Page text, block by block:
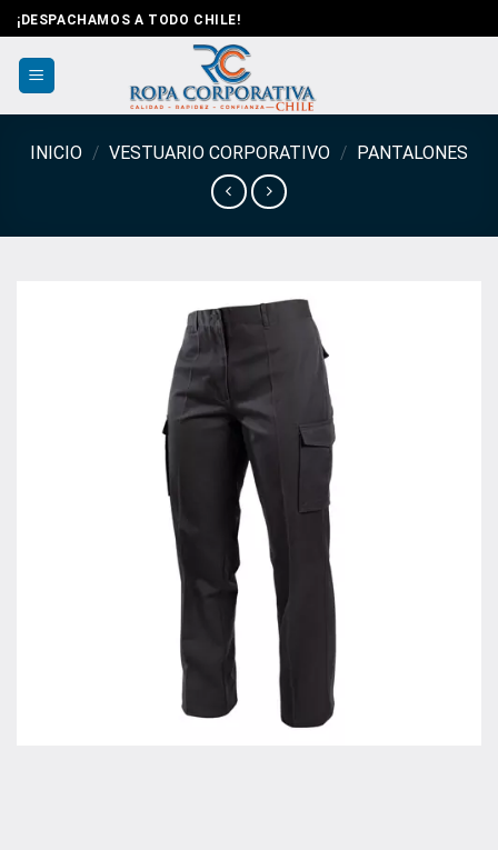
Saltar
al
contenido
¡DESPACHAMOS A TODO CHILE!
INICIO / VESTUARIO CORPORATIVO / PANTALONES